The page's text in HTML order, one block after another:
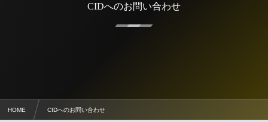
CIDへのお問い合わせ
HOME CIDへのお問い合わせ